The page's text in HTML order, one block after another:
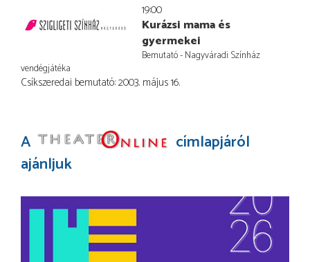
19:00
Kurázsi mama és
gyermekei
Bemutató - Nagyváradi Színház
vendégjátéka
Csíkszeredai bemutató: 2003. május 16.
A
címlapjáról
ajánljuk